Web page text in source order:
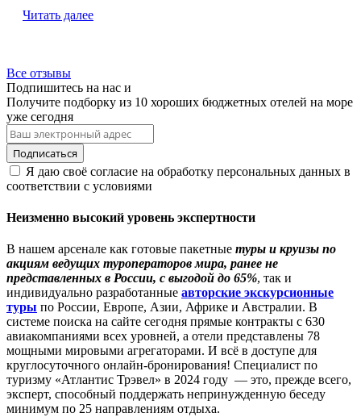
Читать далее
Все отзывы
Подпишитесь на нас и
Получите подборку из 10 хороших бюджетных отелей на море
уже сегодня
Я даю своё согласие на обработку персональных данных в
соответствии с условиями
Неизменно высокий уровень экспертности
В нашем арсенале как готовые пакетные туры и круизы по
акциям ведущих туроператоров мира, ранее не
представленных в России, с выгодой до 65%, так и
индивидуально разработанные авторские экскурсионные
туры по России, Европе, Азии, Африке и Австралии. В
системе поиска на сайте сегодня прямые контракты с 630
авиакомпаниями всех уровней, а отели представлены 78
мощными мировыми агрегаторами. И всё в доступе для
круглосуточного онлайн-бронирования! Специалист по
туризму «Атлантис Трэвел» в 2024 году — это, прежде всего,
эксперт, способный поддержать непринужденную беседу
минимум по 25 направлениям отдыха.